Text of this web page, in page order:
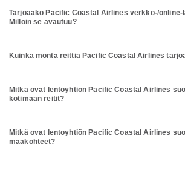
Tarjoaako Pacific Coastal Airlines verkko-/
Milloin se avautuu?
Kuinka monta reittiä Pacific Coastal Airlines
Mitkä ovat lentoyhtiön Pacific Coastal Airlines
kotimaan reitit?
Mitkä ovat lentoyhtiön Pacific Coastal Airlines
maakohteet?